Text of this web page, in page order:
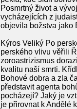
Posmrtný život a
vycházejících z
objevila božstva jako
Kýros Veliký Po
perského vlivu věřili
zoroastrizismus
kvalitu naší smrti.
Bohové dobra a zla
představit agenta
pocházejí? Jaký je
je přirovnat k Andělé